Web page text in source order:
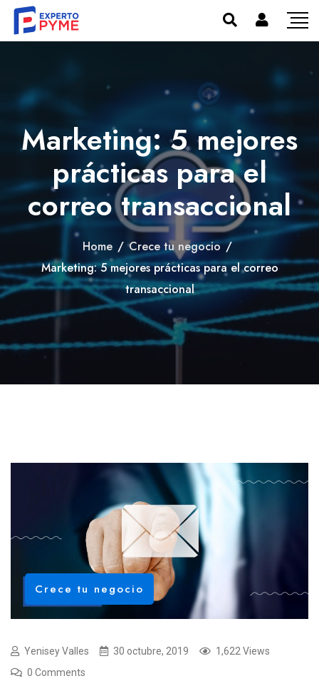
Marketing: 5 mejores
prácticas para el
correo transaccional
Home / Crece tu negocio /
Marketing: 5 mejores prácticas para el correo
transaccional
Crece tu negocio
Yenisey Valles 30 octubre, 2019
1,622 Views
0 Comments